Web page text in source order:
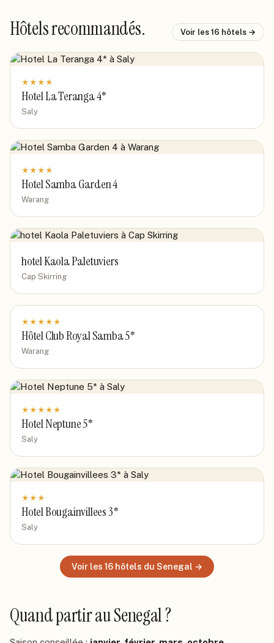
Hôtels recommandés. Voir les 16 hôtels →
★ ★ ★ ★
Hotel La Teranga 4*
Saly
★ ★ ★ ★
Hotel Samba Garden 4
Warang
hotel Kaola Paletuviers
Cap Skirring
★ ★ ★ ★ ★
Hôtel Club Royal Samba 5*
Warang
★ ★ ★ ★ ★
Hotel Neptune 5*
Saly
★ ★ ★
Hotel Bougainvillees 3*
Saly
Voir les 16 hôtels du Senegal →
Quand partirau Senegal?